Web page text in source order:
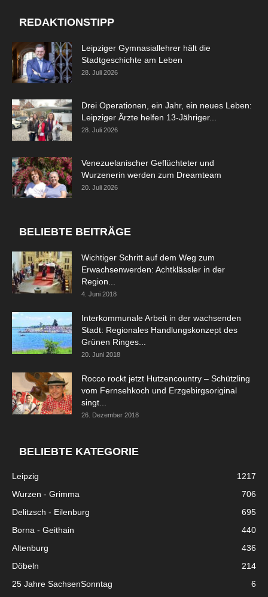
REDAKTIONSTIPP
Leipziger Gymnasiallehrer hält die
Stadtgeschichte am Leben
28. Juli 2026
Drei Operationen, ein Jahr, ein neues Leben:
Leipziger Ärzte helfen 13-Jähriger...
28. Juli 2026
Venezuelanischer Geflüchteter und
Wurzenerin werden zum Dreamteam
20. Juli 2026
BELIEBTE BEITRÄGE
Wichtiger Schritt auf dem Weg zum
Erwachsenwerden: Achtklässler in der
Region...
4. Juni 2018
Interkommunale Arbeit in der wachsenden
Stadt: Regionales Handlungskonzept des
Grünen Ringes...
20. Juni 2018
Rocco rockt jetzt Hutzencountry – Schützling
vom Fernsehkoch und Erzgebirgsoriginal
singt...
26. Dezember 2018
BELIEBTE KATEGORIE
Leipzig
1217
Wurzen - Grimma
706
Delitzsch - Eilenburg
695
Borna - Geithain
440
Altenburg
436
Döbeln
214
25 Jahre SachsenSonntag
6